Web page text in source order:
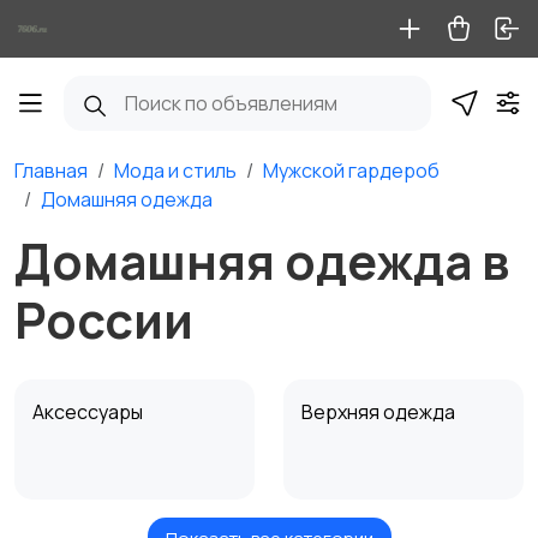
Главная Мода и стиль
Мужской гардероб
Домашняя одежда
Домашняя одежда в
России
Аксессуары Верхняя одежда